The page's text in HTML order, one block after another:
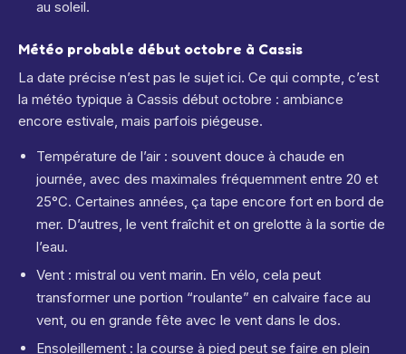
au soleil.
Météo probable début octobre à Cassis
La date précise n’est pas le sujet ici. Ce qui compte, c’est
la météo typique à Cassis début octobre : ambiance
encore estivale, mais parfois piégeuse.
Température de l’air : souvent douce à chaude en
journée, avec des maximales fréquemment entre 20 et
25°C. Certaines années, ça tape encore fort en bord de
mer. D’autres, le vent fraîchit et on grelotte à la sortie de
l’eau.
Vent : mistral ou vent marin. En vélo, cela peut
transformer une portion “roulante” en calvaire face au
vent, ou en grande fête avec le vent dans le dos.
Ensoleillement : la course à pied peut se faire en plein